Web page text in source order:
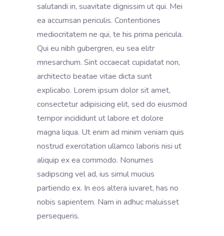
salutandi in, suavitate dignissim ut qui. Mei
ea accumsan periculis. Contentiones
mediocritatem ne qui, te his prima pericula.
Qui eu nibh gubergren, eu sea elitr
mnesarchum. Sint occaecat cupidatat non,
architecto beatae vitae dicta sunt
explicabo. Lorem ipsum dolor sit amet,
consectetur adipisicing elit, sed do eiusmod
tempor incididunt ut labore et dolore
magna liqua. Ut enim ad minim veniam quis
nostrud exercitation ullamco laboris nisi ut
aliquip ex ea commodo. Nonumes
sadipscing vel ad, ius simul mucius
partiendo ex. In eos altera iuvaret, has no
nobis sapientem. Nam in adhuc maluisset
persequeris.